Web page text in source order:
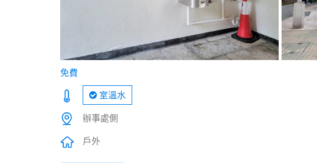
免費
室溫水
辦事處側
戶外